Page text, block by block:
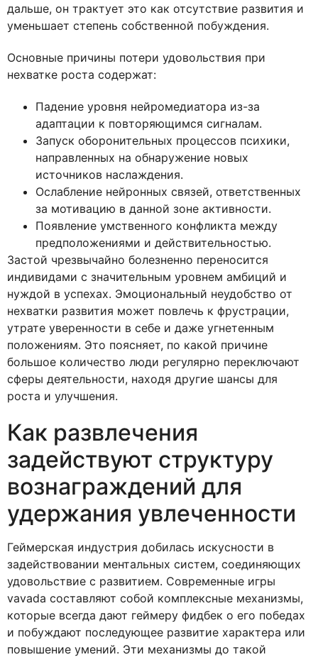
дальше, он трактует это как отсутствие развития и
уменьшает степень собственной побуждения.
Основные причины потери удовольствия при
нехватке роста содержат:
Падение уровня нейромедиатора из-за
адаптации к повторяющимся сигналам.
Запуск оборонительных процессов психики,
направленных на обнаружение новых
источников наслаждения.
Ослабление нейронных связей, ответственных
за мотивацию в данной зоне активности.
Появление умственного конфликта между
предположениями и действительностью.
Застой чрезвычайно болезненно переносится
индивидами с значительным уровнем амбиций и
нуждой в успехах. Эмоциональный неудобство от
нехватки развития может повлечь к фрустрации,
утрате уверенности в себе и даже угнетенным
положениям. Это поясняет, по какой причине
большое количество люди регулярно переключают
сферы деятельности, находя другие шансы для
роста и улучшения.
Как развлечения
задействуют структуру
вознаграждений для
удержания увлеченности
Геймерская индустрия добилась искусности в
задействовании ментальных систем, соединяющих
удовольствие с развитием. Современные игры
vavada составляют собой комплексные механизмы,
которые всегда дают геймеру фидбек о его победах
и побуждают последующее развитие характера или
повышение умений. Эти механизмы до такой